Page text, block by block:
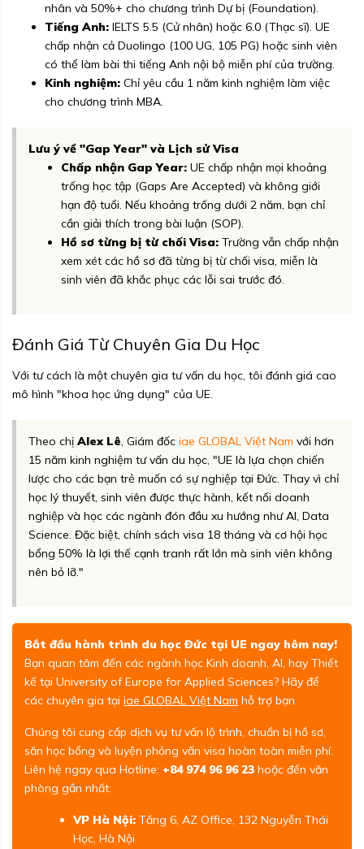
nhân và 50%+ cho chương trình Dự bị (Foundation).
Tiếng Anh: IELTS 5.5 (Cử nhân) hoặc 6.0 (Thạc sĩ). UE
chấp nhận cả Duolingo (100 UG, 105 PG) hoặc sinh viên
có thể làm bài thi tiếng Anh nội bộ miễn phí của trường.
Kinh nghiệm: Chỉ yêu cầu 1 năm kinh nghiệm làm việc
cho chương trình MBA.
Lưu ý về "Gap Year" và Lịch sử Visa
Chấp nhận Gap Year: UE chấp nhận mọi khoảng
trống học tập (Gaps Are Accepted) và không giới
hạn độ tuổi. Nếu khoảng trống dưới 2 năm, bạn chỉ
cần giải thích trong bài luận (SOP).
Hồ sơ từng bị từ chối Visa: Trường vẫn chấp nhận
xem xét các hồ sơ đã từng bị từ chối visa, miễn là
sinh viên đã khắc phục các lỗi sai trước đó.
Đánh Giá Từ Chuyên Gia Du Học
Với tư cách là một chuyên gia tư vấn du học, tôi đánh giá cao
mô hình "khoa học ứng dụng" của UE.
Theo chịAlex Lê, Giám đốc iae GLOBAL Việt Nam với hơn
15 năm kinh nghiệm tư vấn du học, "UE là lựa chọn chiến
lược cho các bạn trẻ muốn có sự nghiệp tại Đức. Thay vì chỉ
học lý thuyết, sinh viên được thực hành, kết nối doanh
nghiệp và học các ngành đón đầu xu hướng như AI, Data
Science. Đặc biệt, chính sách visa 18 tháng và cơ hội học
bổng 50% là lợi thế cạnh tranh rất lớn mà sinh viên không
nên bỏ lỡ."
Bắt đầu hành trình du học Đức tại UE ngay hôm nay!
Bạn quan tâm đến các ngành học Kinh doanh, AI, hay Thiết
kế tại University of Europe for Applied Sciences? Hãy để
các chuyên gia tại iae GLOBAL Việt Nam hỗ trợ bạn.
Chúng tôi cung cấp dịch vụ tư vấn lộ trình, chuẩn bị hồ sơ,
săn học bổng và luyện phỏng vấn visa hoàn toàn miễn phí.
Liên hệ ngay qua Hotline: +84 974 96 96 23 hoặc đến văn
phòng gần nhất:
VP Hà Nội: Tầng 6, AZ Office, 132 Nguyễn Thái
Học, Hà Nội